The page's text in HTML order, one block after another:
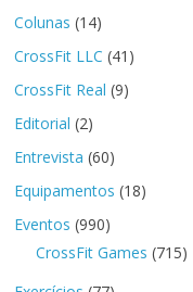
Colunas (14)
CrossFit LLC (41)
CrossFit Real (9)
Editorial (2)
Entrevista (60)
Equipamentos (18)
Eventos (990)
CrossFit Games (715)